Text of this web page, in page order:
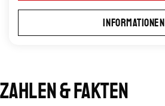
Informationen
Zahlen & Fakten